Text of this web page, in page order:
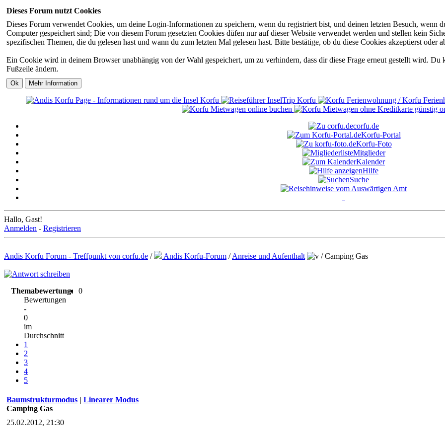
Dieses Forum nutzt Cookies
Dieses Forum verwendet Cookies, um deine Login-Informationen zu speichern, wenn du registriert bist, und deinen letzten Besuch, wenn
Computer gespeichert sind; Die von diesem Forum gesetzten Cookies düfen nur auf dieser Website verwendet werden und stellen kein
spezifischen Themen, die du gelesen hast und wann du zum letzten Mal gelesen hast. Bitte bestätige, ob du diese Cookies akzeptierst oder
Ein Cookie wird in deinem Browser unabhängig von der Wahl gespeichert, um zu verhindern, dass dir diese Frage erneut gestellt wird.
Fußzeile ändern.
corfu.de
Korfu-Portal
Korfu-Foto
Mitglieder
Kalender
Hilfe
Suche
Hallo, Gast!
Anmelden - Registrieren
Andis Korfu Forum - Treffpunkt von corfu.de / Andis Korfu-Forum /Anreise und Aufenthalt /Camping Gas
Themabewertung:
0
Bewertungen
-
0
im
Durchschnitt
1
2
3
4
5
Baumstrukturmodus | Linearer Modus
Camping Gas
25.02.2012, 21:30